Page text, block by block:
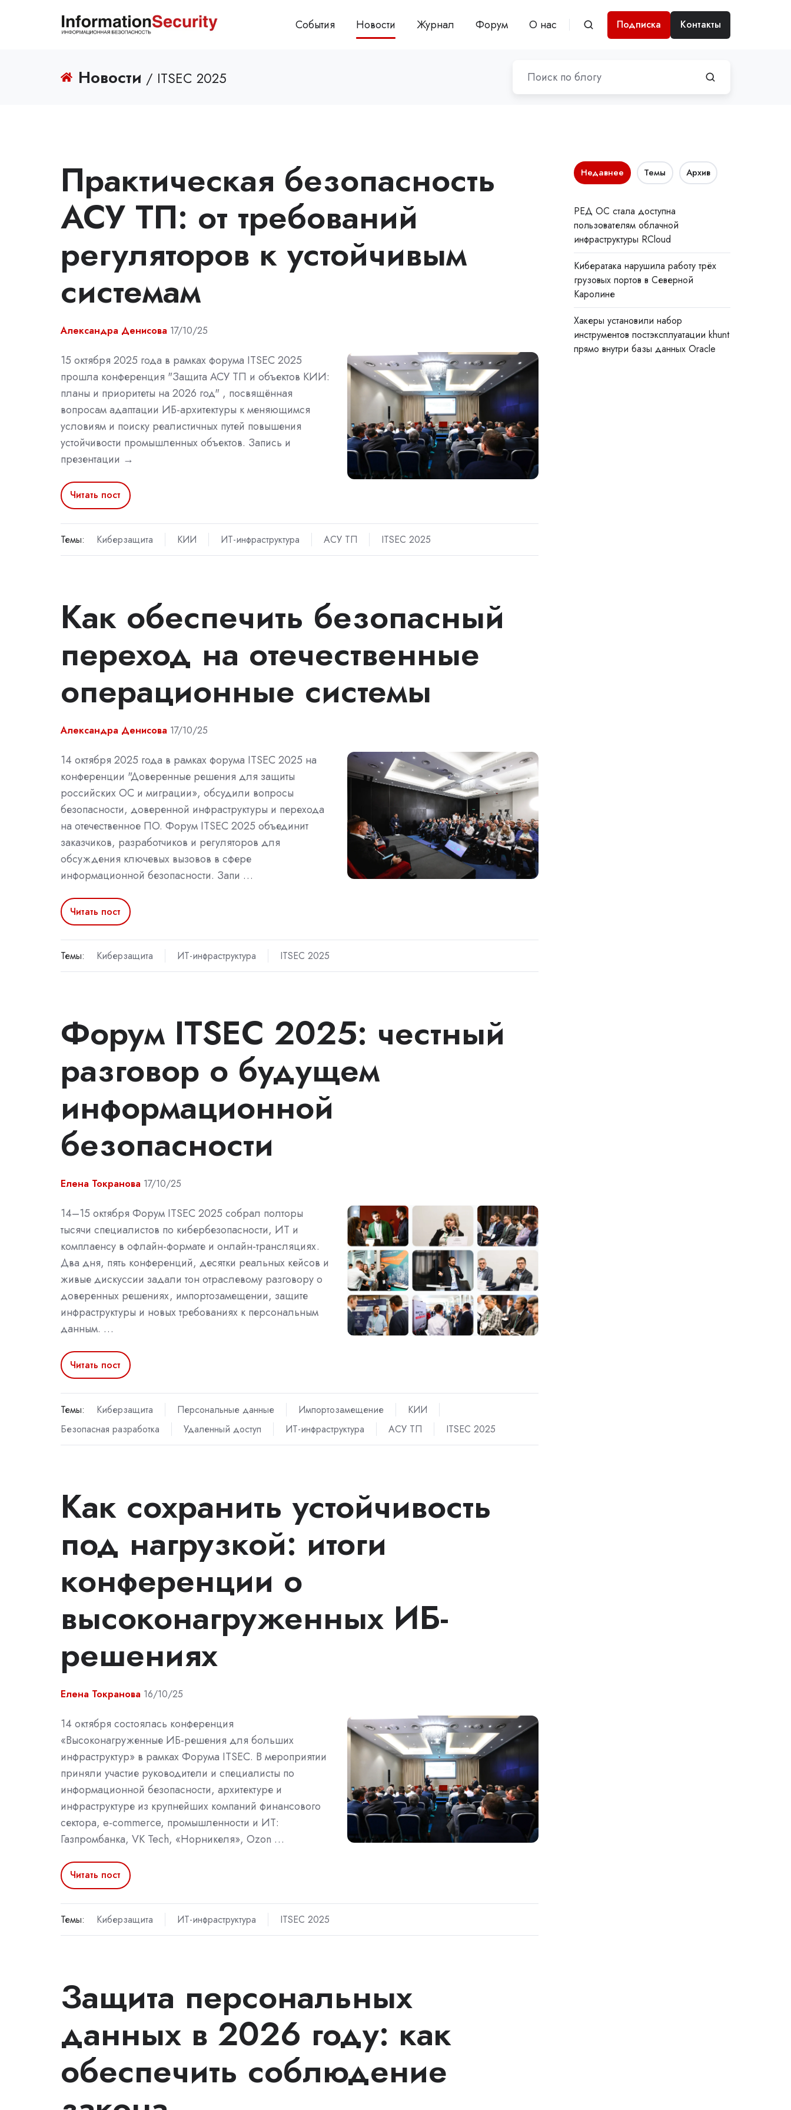
События Новости Журнал Форум О нас Подписка Контакты
Новости / ITSEC 2025
Практическая безопасность
АСУ ТП: от требований
регуляторов к устойчивым
системам
Александра Денисова 17/10/25
15 октября 2025 года в рамках форума ITSEC 2025
прошла конференция "Защита АСУ ТП и объектов КИИ:
планы и приоритеты на 2026 год" , посвящённая
вопросам адаптации ИБ-архитектуры к меняющимся
условиям и поиску реалистичных путей повышения
устойчивости промышленных объектов. Запись и
презентации →
Читать пост
Темы: Киберзащита КИИ ИТ-инфраструктура АСУ ТП ITSEC 2025
Как обеспечить безопасный
переход на отечественные
операционные системы
Александра Денисова 17/10/25
14 октября 2025 года в рамках форума ITSEC 2025 на
конференции "Доверенные решения для защиты
российских ОС и миграции», обсудили вопросы
безопасности, доверенной инфраструктуры и перехода
на отечественное ПО. Форум ITSEC 2025 объединит
заказчиков, разработчиков и регуляторов для
обсуждения ключевых вызовов в сфере
информационной безопасности. Запи …
Читать пост
Темы: Киберзащита ИТ-инфраструктура ITSEC 2025
Форум ITSEC 2025: честный
разговор о будущем
информационной
безопасности
Елена Токранова 17/10/25
14–15 октября Форум ITSEC 2025 собрал полторы
тысячи специалистов по кибербезопасности, ИТ и
комплаенсу в офлайн-формате и онлайн-трансляциях.
Два дня, пять конференций, десятки реальных кейсов и
живые дискуссии задали тон отраслевому разговору о
доверенных решениях, импортозамещении, защите
инфраструктуры и новых требованиях к персональным
данным. …
Читать пост
Темы: Киберзащита Персональные данные Импортозамещение
КИИ
Безопасная разработка
Удаленный доступ ИТ-инфраструктура АСУ ТП ITSEC 2025
Как сохранить устойчивость
под нагрузкой: итоги
конференции о
высоконагруженных ИБ-
решениях
Елена Токранова 16/10/25
14 октября состоялась конференция
«Высоконагруженные ИБ-решения для больших
инфраструктур» в рамках Форума ITSEC. В мероприятии
приняли участие руководители и специалисты по
информационной безопасности, архитектуре и
инфраструктуре из крупнейших компаний финансового
сектора, e-commerce, промышленности и ИТ:
Газпромбанка, VK Tech, «Норникеля», Ozon …
Читать пост
Темы: Киберзащита ИТ-инфраструктура ITSEC 2025
Защита персональных
данных в 2026 году: как
обеспечить соблюдение
Недавнее Темы Архив
РЕД ОС стала доступна
пользователям облачной
инфраструктуры RCloud
Кибератака нарушила работу трёх
грузовых портов в Северной
Каролине
Хакеры установили набор
инструментов постэксплуатации khunt
прямо внутри базы данных Oracle